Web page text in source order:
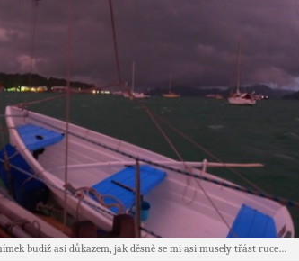
budiž asi důkazem, jak děsně se mi asi musely třást ruce…